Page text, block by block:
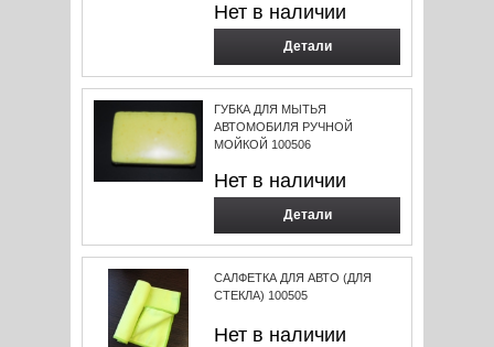
Нет в наличии
Детали
ГУБКА ДЛЯ МЫТЬЯ
АВТОМОБИЛЯ РУЧНОЙ
МОЙКОЙ 100506
Нет в наличии
Детали
САЛФЕТКА ДЛЯ АВТО (ДЛЯ
СТЕКЛА) 100505
Нет в наличии